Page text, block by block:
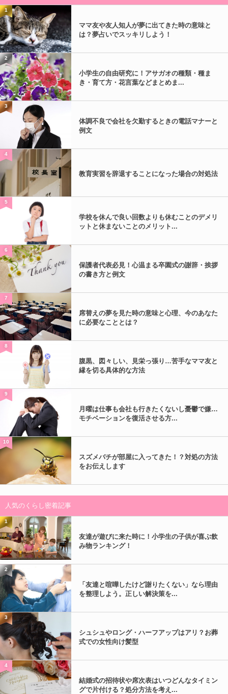
1
ママ友や友人知人が夢に出てきた時の意味と
は？夢占いでスッキリしよう！
2
小学生の自由研究に！アサガオの種類・種ま
き・育て方・花言葉などまとめま...
3
体調不良で会社を欠勤するときの電話マナーと
例文
4
教育実習を辞退することになった場合の対処法
5
学校を休んで良い回数よりも休むことのデメリ
ットと休まないことのメリット...
6
保護者代表必見！心温まる卒園式の謝辞・挨拶
の書き方と例文
7
席替えの夢を見た時の意味と心理、今のあなた
に必要なこととは？
8
腹黒、図々しい、見栄っ張り…苦手なママ友と
縁を切る具体的な方法
9
月曜は仕事も会社も行きたくないし憂鬱で嫌…
モチベーションを復活させる方...
10
スズメバチが部屋に入ってきた！？対処の方法
をお伝えします
人気のくらし密着記事
1
友達が遊びに来た時に！小学生の子供が喜ぶ飲
み物ランキング！
2
「友達と喧嘩したけど謝りたくない」なら理由
を整理しよう。正しい解決策を...
3
シュシュやロング・ハーフアップはアリ？お葬
式での女性向け髪型
4
結婚式の招待状や席次表はいつどんなタイミン
グで片付ける？処分方法を考え...